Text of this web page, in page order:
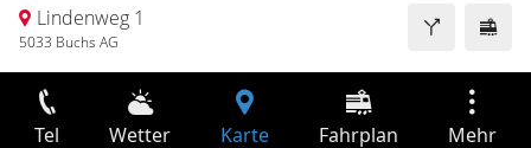
Lindenweg 1
5033 Buchs AG
Tel Wetter Karte Fahrplan Mehr